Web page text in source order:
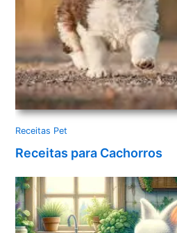
Receitas Pet
Receitas para Cachorros